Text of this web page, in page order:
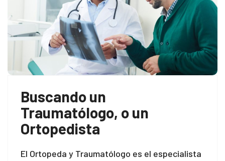
Buscando un
Traumatólogo, o un
Ortopedista
El Ortopeda y Traumatólogo es el especialista